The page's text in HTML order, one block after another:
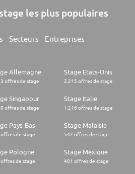
les plus populaires
Secteurs Entreprises
Allemagne
offres de stage
Stage Etats-Unis
2.215 offres de stage
Singapour
offres de stage
Stage Italie
1.216 offres de stage
Pays-Bas
de stage
Stage Malaisie
542 offres de stage
Pologne
de stage
Stage Mexique
401 offres de stage